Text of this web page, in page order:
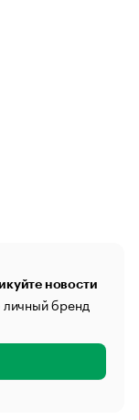
новости
личный бренд